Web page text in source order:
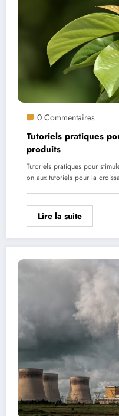
0 Commentaires
Tutoriels pratiques
produits
Tutoriels pratiques pour
on aux tutoriels pour la
Lire la suite